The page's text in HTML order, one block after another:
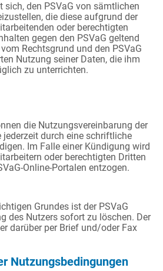
sich, den PSVaG von sämtlichen
die diese aufgrund der
oder berechtigten
gegen den PSVaG geltend
Rechtsgrund und den PSVaG
Nutzung seiner Daten, die ihm
zu unterrichten.
die Nutzungsvereinbarung der
jederzeit durch eine schriftliche
Im Falle einer Kündigung wird
oder berechtigten Dritten
Online-Portalen entzogen.
Grundes ist der PSVaG
des Nutzers sofort zu löschen. Der
darüber per Brief und/oder Fax
Nutzungsbedingungen